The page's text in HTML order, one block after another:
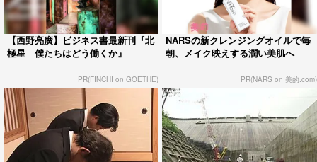
【西野亮廣】ビジネス書最新刊『北
極星 僕たちはどう働くか』
PR(FINCHI on GOETHE)
NARSの新クレンジングオイルで毎
朝、メイク映えする潤い美肌へ
PR(NARS on 美的.com)